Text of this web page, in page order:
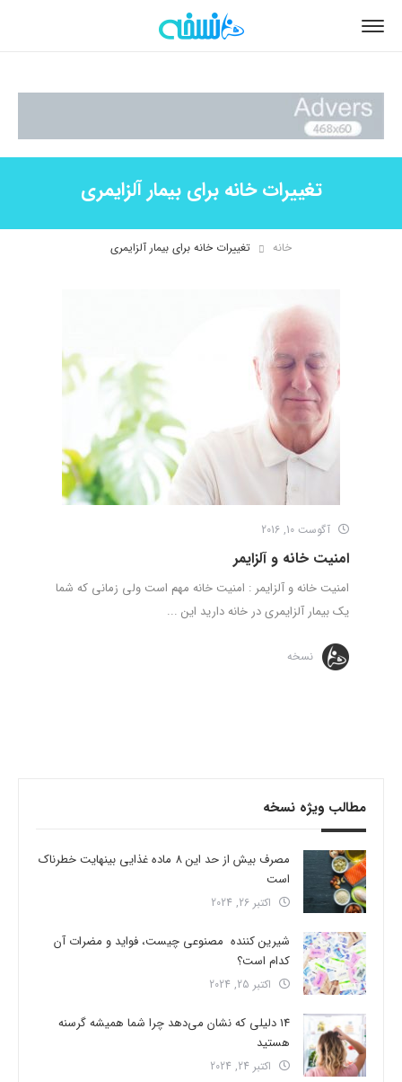
تغییرات خانه برای بیمار آلزایمری
خانه تغییرات خانه برای بیمار آلزایمری
آگوست 10, 2016
امنیت خانه و آلزایمر
امنیت خانه و آلزایمر : امنیت خانه مهم است ولی زمانی که شما
یک بیمار آلزایمری در خانه دارید این ...
نسخه
مطالب ویژه نسخه
مصرف بیش از حد این 8 ماده غذایی بینهایت خطرناک
است
اکتبر 26, 2024
شیرین کننده مصنوعی چیست، فواید و مضرات آن
کدام است؟
اکتبر 25, 2024
14 دلیلی که نشان می‌دهد چرا شما همیشه گرسنه
هستید
اکتبر 24, 2024